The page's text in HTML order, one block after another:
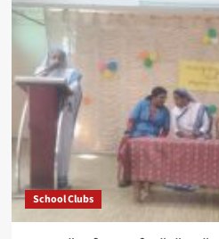
School Clubs